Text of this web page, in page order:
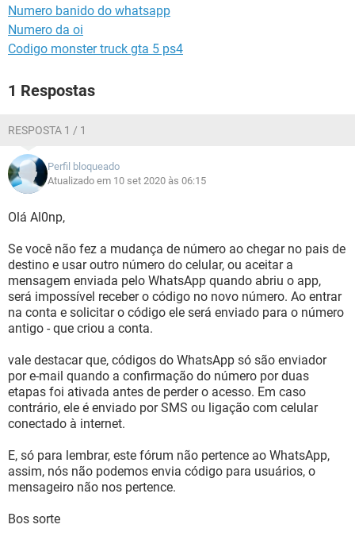
Numero banido do whatsapp
Numero da oi
Codigo monster truck gta 5 ps4
1 Respostas
RESPOSTA 1 / 1
Perfil bloqueado
Atualizado em 10 set 2020 às 06:15
Olá Al0np,
Se você não fez a mudança de número ao chegar no pais de
destino e usar outro número do celular, ou aceitar a
mensagem enviada pelo WhatsApp quando abriu o app,
será impossível receber o código no novo número. Ao entrar
na conta e solicitar o código ele será enviado para o número
antigo - que criou a conta.
vale destacar que, códigos do WhatsApp só são enviador
por e-mail quando a confirmação do número por duas
etapas foi ativada antes de perder o acesso. Em caso
contrário, ele é enviado por SMS ou ligação com celular
conectado à internet.
E, só para lembrar, este fórum não pertence ao WhatsApp,
assim, nós não podemos envia código para usuários, o
mensageiro não nos pertence.
Bos sorte